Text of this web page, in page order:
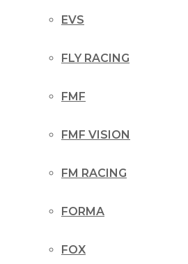
EVS
FLY RACING
FMF
FMF VISION
FM RACING
FORMA
FOX